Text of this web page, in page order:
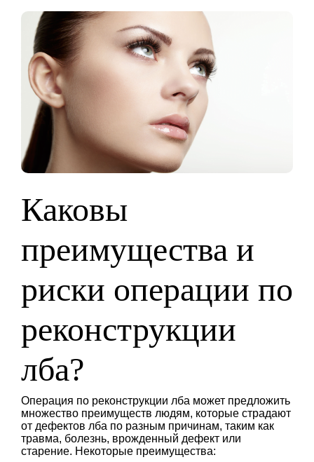
Каковы
преимущества и
риски операции по
реконструкции
лба?
Операция по реконструкции лба может предложить
множество преимуществ людям, которые страдают
от дефектов лба по разным причинам, таким как
травма, болезнь, врожденный дефект или
старение. Некоторые преимущества: